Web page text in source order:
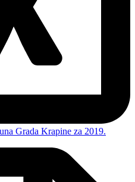
Grada Krapine za 2019.